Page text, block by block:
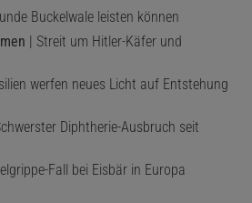
Buckelwale leisten können
| Streit um Hitler-Käfer und
werfen neues Licht auf Entstehung
Diphtherie-Ausbruch seit
Fall bei Eisbär in Europa